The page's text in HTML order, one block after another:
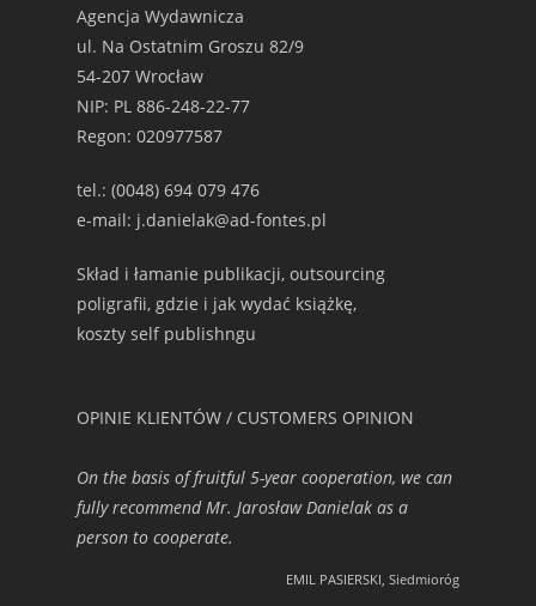
Agencja Wydawnicza
ul. Na Ostatnim Groszu 82/9
54-207 Wrocław
NIP: PL 886-248-22-77
Regon: 020977587
tel.: (0048) 694 079 476
e-mail: j.danielak@ad-fontes.pl
Skład i łamanie publikacji, outsourcing
poligrafii, gdzie i jak wydać książkę,
koszty self publishngu
OPINIE KLIENTÓW / CUSTOMERS OPINION
On the basis of fruitful 5-year cooperation, we can
fully recommend Mr. Jarosław Danielak as a
person to cooperate.
EMIL PASIERSKI, Siedmioróg